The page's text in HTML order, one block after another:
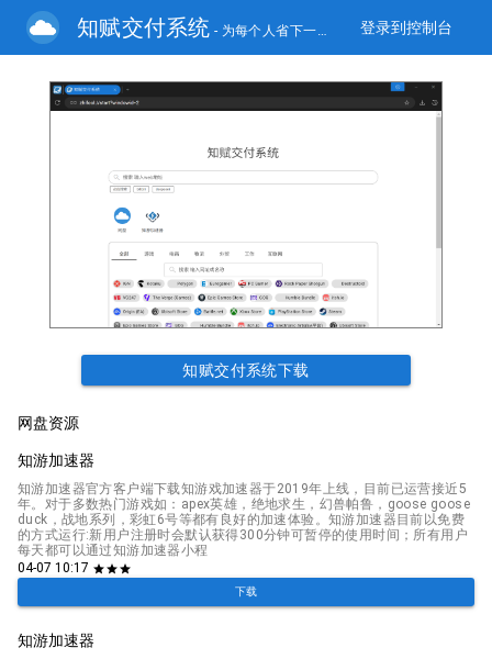
知赋交付系统 - 为每个人省下一分钟 - 测试版
登录到控制台
知赋交付系统下载
网盘资源
知游加速器
知游加速器官方客户端下载知游戏加速器于2019年上线，目前已运营接近5
年。对于多数热门游戏如：apex英雄，绝地求生，幻兽帕鲁，goose goose
duck，战地系列，彩虹6号等都有良好的加速体验。知游加速器目前以免费
的方式运行:新用户注册时会默认获得300分钟可暂停的使用时间；所有用户
每天都可以通过知游加速器小程
04-07 10:17 starstarstar
下载
知游加速器